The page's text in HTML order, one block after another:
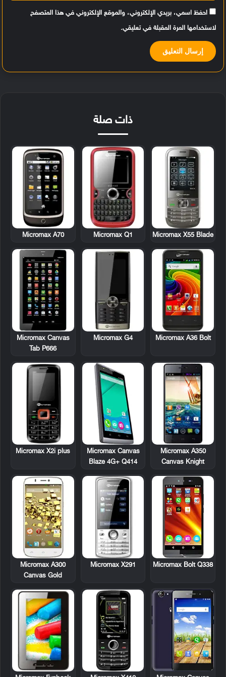
احفظ اسمي، بريدي الإلكتروني، والموقع الإلكتروني في هذا المتصفح
لاستخدامها المرة المقبلة في تعليقي.
ذات صلة
Micromax X55 Blade
Micromax Q1
Micromax A70
Micromax A36 Bolt
Micromax G4
Micromax Canvas
Tab P666
Micromax A350
Canvas Knight
Micromax Canvas
Blaze 4G+ Q414
Micromax X2i plus
Micromax Bolt Q338
Micromax X291
Micromax A300
Canvas Gold